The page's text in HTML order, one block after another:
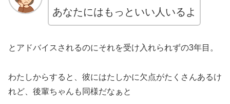
あなたにはもっといい人いるよ
とアドバイスされるのにそれを受け入れられずの3年目。
わたしからすると、彼にはたしかに欠点がたくさんあるけ
れど、後輩ちゃんも同様だなぁと